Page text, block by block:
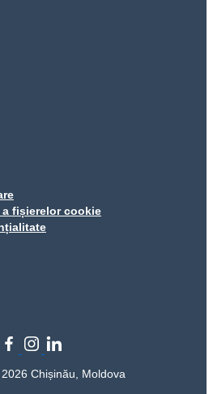
fișierelor cookie
Chișinău, Moldova